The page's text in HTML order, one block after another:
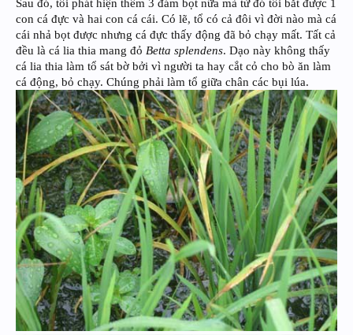
Sau đó, tôi phát hiện thêm 3 đám bọt nữa mà từ đó tôi bắt được 1
con cá đực và hai con cá cái. Có lẽ, tổ có cả đôi vì đời nào mà cá
cái nhả bọt được nhưng cá đực thấy động đã bỏ chạy mất. Tất cả
đều là cá lia thia mang đỏ Betta splendens. Dạo này không thấy
cá lia thia làm tổ sát bờ bởi vì người ta hay cắt cỏ cho bò ăn làm
cá động, bỏ chạy. Chúng phải làm tổ giữa chân các bụi lúa.